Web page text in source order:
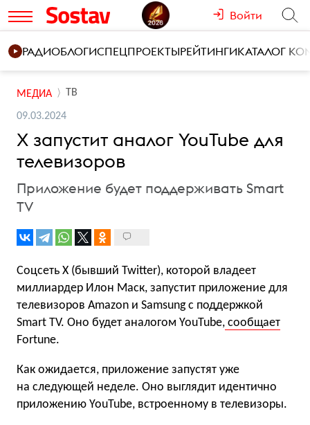
Войти
РАДИОБЛОГИСПЕЦПРОЕКТЫРЕЙТИНГИКАТАЛОГ
МЕДИА ТВ
09.03.2024
X запустит аналог YouTube для
телевизоров
Приложение будет поддерживать Smart
TV
Соцсеть X (бывший Twitter), которой владеет
миллиардер Илон Маск, запустит приложение для
телевизоров Amazon и Samsung с поддержкой
Smart TV. Оно будет аналогом YouTube, сообщает
Fortune.
Как ожидается, приложение запустят уже
на следующей неделе. Оно выглядит идентично
приложению YouTube, встроенному в телевизоры.